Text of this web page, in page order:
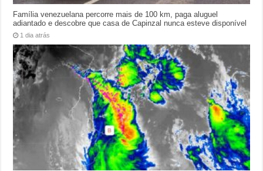
Família venezuelana percorre mais de 100 km, paga aluguel
adiantado e descobre que casa de Capinzal nunca esteve disponível
1 dia atrás